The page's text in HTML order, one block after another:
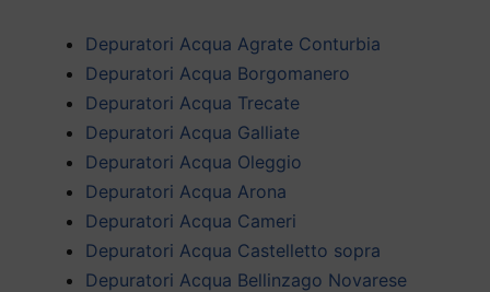
Depuratori Acqua Agrate Conturbia
Depuratori Acqua Borgomanero
Depuratori Acqua Trecate
Depuratori Acqua Galliate
Depuratori Acqua Oleggio
Depuratori Acqua Arona
Depuratori Acqua Cameri
Depuratori Acqua Castelletto sopra
Depuratori Acqua Bellinzago Novarese